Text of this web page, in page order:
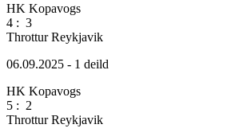
HK Kopavogs
4 : 3
Throttur Reykjavik
06.09.2025 - 1 deild
HK Kopavogs
5 : 2
Throttur Reykjavik